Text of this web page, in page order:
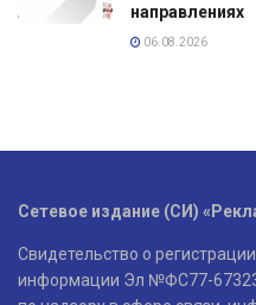
направлениях
06.08.2026
Сетевое издание (СИ)
Свидетельство о
информации Эл №ФС77-